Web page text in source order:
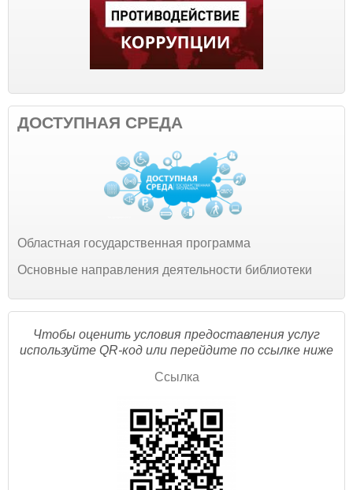
ДОСТУПНАЯ СРЕДА
Областная государственная программа
Основные направления деятельности библиотеки
Чтобы оценить условия предоставления услуг
используйте QR-код или перейдите по ссылке ниже
Ссылка